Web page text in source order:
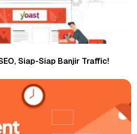
Siap-Siap Banjir Traffic!